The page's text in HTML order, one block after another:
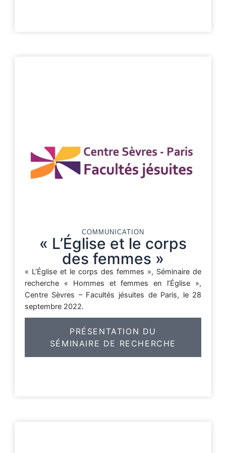
COMMUNICATION
« L’Église et le corps
des femmes »
« L’Église et le corps des femmes », Séminaire de
recherche « Hommes et femmes en l’Église »,
Centre Sèvres – Facultés jésuites de Paris, le 28
septembre 2022.
PRÉSENTATION DU
SÉMINAIRE DE RECHERCHE